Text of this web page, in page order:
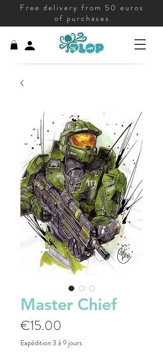
Free delivery from 50 euros
of purchases
Master Chief
€15.00
Expédition 3 à 9 jours